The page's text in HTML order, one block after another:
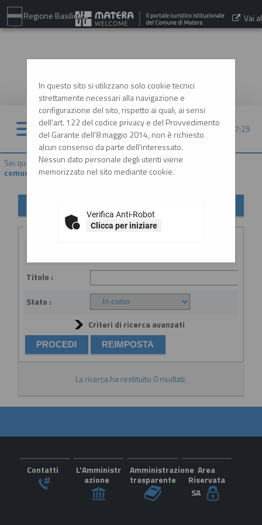
Regione Basilicata Vai al
07/08/2026 17:29
Sei qui: Home»Atti e documenti di carattere generale r...
comunicazioni e atti di caratter...
In questo sito si utilizzano solo cookie tecnici
strettamente necessari alla navigazione e
configurazione del sito, rispetto ai quali, ai sensi
dell'art. 122 del codice privacy e del Provvedimento
del Garante dell'8 maggio 2014, non è richiesto
alcun consenso da parte dell'interessato.
Nessun dato personale degli utenti viene
memorizzato nel sito mediante cookie.
Verifica Anti-Robot
Clicca per iniziare
Criteri di ricerca
Titolo :
Stato :
Criteri di ricerca avanzati
La ricerca ha restituito 0 risultati.
Contatti
L'Amministr
azione
Amministrazione
trasparente
Area
Riservata
SA